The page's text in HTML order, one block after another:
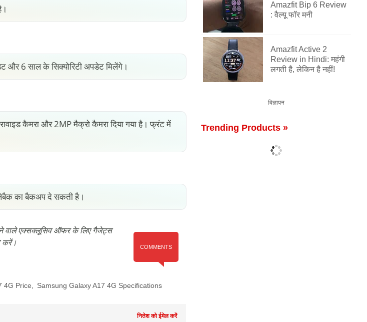
6 साल के सिक्योरिटी अपडेट मिलेंगे।
कैमरा और 2MP मैक्रो कैमरा दिया गया है। फ्रंट में
का बैकअप दे सकती है।
COMMENTS
वाले एक्सक्लूसिव ऑफर के लिए गैजेट्स
करें।
4G Price Samsung Galaxy A17 4G Specifications
नितेश को ईमेल करें
Amazfit Bip 6 Review
: वैल्यू फॉर मनी
Amazfit Active 2
Review in Hindi: महंगी
लगती है, लेकिन है नहीं!
विज्ञापन
Trending Products »